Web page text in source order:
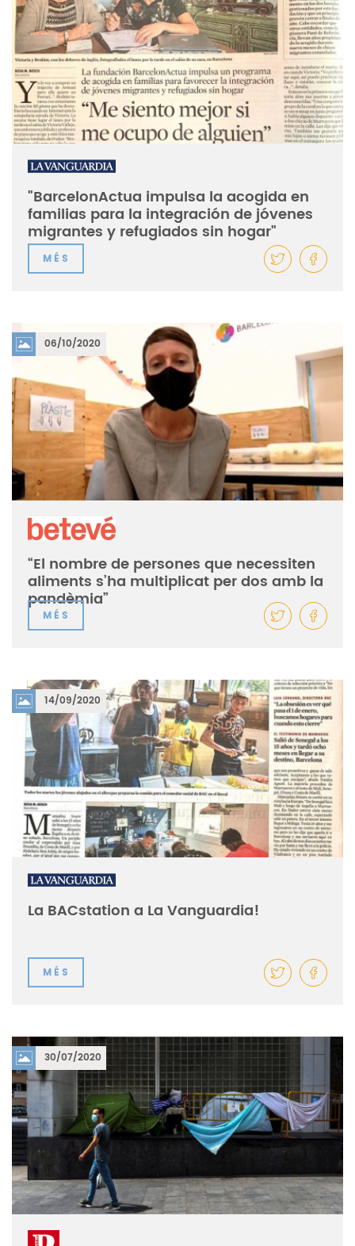
"BarcelonActua impulsa la acogida en
familias para la integración de jóvenes
migrantes y refugiados sin hogar"
MÉS
06/10/2020
“El nombre de persones que necessiten
aliments s’ha multiplicat per dos amb la
pandèmia”
MÉS
14/09/2020
La BACstation a La Vanguardia!
MÉS
30/07/2020